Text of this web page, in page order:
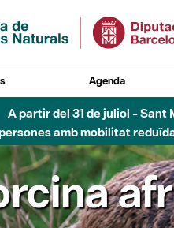
Agenda
A partir del 31 de juliol -
amb mobilitat